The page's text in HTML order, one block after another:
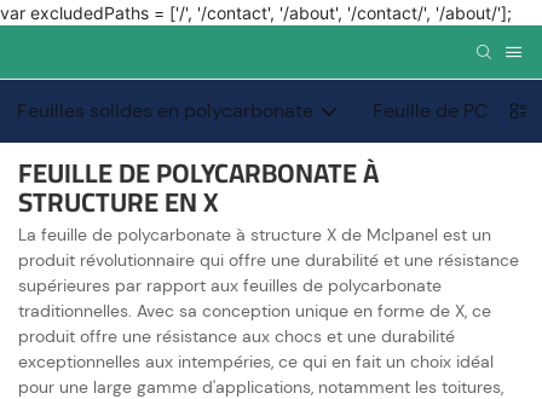
var excludedPaths = ['/', '/contact', '/about', '/contact/', '/about/'];
Feuilles solides en polycarbonate Feuille de PC de
FEUILLE DE POLYCARBONATE À
STRUCTURE EN X
La feuille de polycarbonate à structure X de Mclpanel est un
produit révolutionnaire qui offre une durabilité et une résistance
supérieures par rapport aux feuilles de polycarbonate
traditionnelles. Avec sa conception unique en forme de X, ce
produit offre une résistance aux chocs et une durabilité
exceptionnelles aux intempéries, ce qui en fait un choix idéal
pour une large gamme d'applications, notamment les toitures,